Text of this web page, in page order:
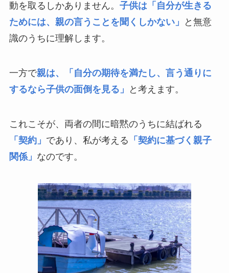
動を取るしかありません。 子供は「自分が生きる
ためには、親の言うことを聞くしかない」
と無意
識のうちに理解します。
一方で親は、「自分の期待を満たし、言う通りに
するなら子供の面倒を見る」
と考えます。
これこそが、両者の間に暗黙のうちに結ばれる
「契約」 であり、私が考える 「契約に基づく親子
関係」 なのです。